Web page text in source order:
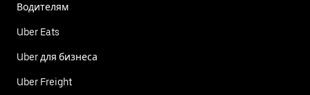
Водителям
Uber Eats
Uber для бизнеса
Uber Freight